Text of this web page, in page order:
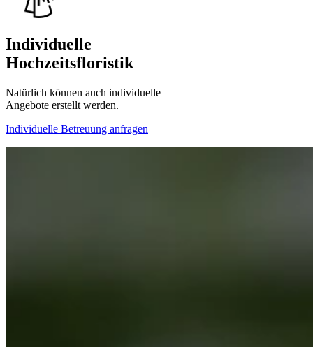
Individuelle
Hochzeitsfloristik
Natürlich können auch individuelle
Angebote erstellt werden.
Individuelle Betreuung anfragen